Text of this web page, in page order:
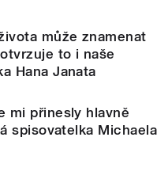
může znamenat
to i naše
Hana Janata
mi přinesly hlavně
spisovatelka Michaela